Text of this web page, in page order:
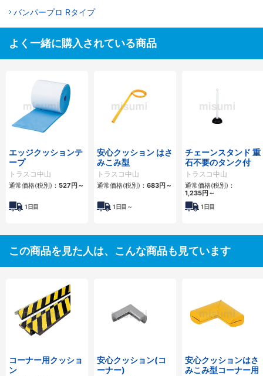
バンパープロ Rタイプ
よく一緒に購入されている商品
エッジクッションテ
ープ
トラスコ中山
通常価格(税別)： 527円 ～
1日目
安心クッション はさ
みこみ型
トラスコ中山
通常価格(税別)： 683円 ～
1日目～
チェーンスタンド 重
石不要のタンク付
トラスコ中山
通常価格(税別)：
1,235円 ～
1日目
この商品を見た人は、こんな商品も見ています
コーナー用クッショ
ン
安心クッション(コ
ーナー)
安心クッションはさ
みこみ型コーナー用